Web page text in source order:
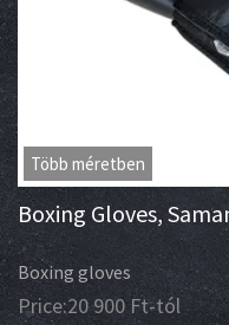
Több méretben
Boxing Gloves,
Boxing gloves
Price:20 900Ft-tól